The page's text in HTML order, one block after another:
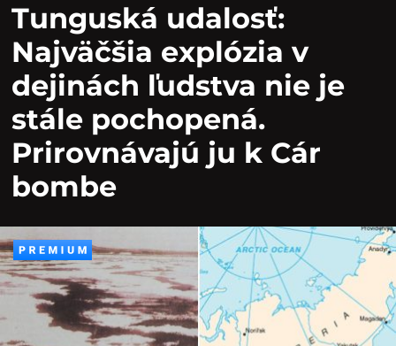
Tunguská udalosť:
Najväčšia explózia v
dejinách ľudstva nie je
stále pochopená.
Prirovnávajú ju k Cár
bombe